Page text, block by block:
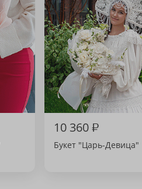
10 360₽
Букет "Царь-Девица"